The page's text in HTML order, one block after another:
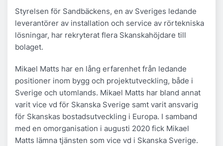
Styrelsen för Sandbäckens, en av Sveriges ledande
leverantörer av installation och service av rörtekniska
lösningar, har rekryterat flera Skanskahöjdare till
bolaget.
Mikael Matts har en lång erfarenhet från ledande
positioner inom bygg och projektutveckling, både i
Sverige och utomlands. Mikael Matts har bland annat
varit vice vd för Skanska Sverige samt varit ansvarig
för Skanskas bostadsutveckling i Europa. I samband
med en omorganisation i augusti 2020 fick Mikael
Matts lämna tjänsten som vice vd i Skanska Sverige.